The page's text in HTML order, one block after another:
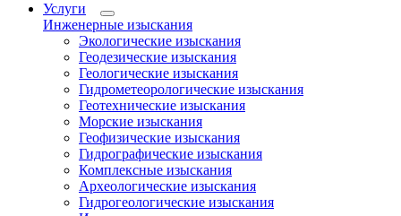
Услуги
Инженерные изыскания
Экологические изыскания
Геодезические изыскания
Геологические изыскания
Гидрометеорологические изыскания
Геотехнические изыскания
Морские изыскания
Геофизические изыскания
Гидрографические изыскания
Комплексные изыскания
Археологические изыскания
Гидрогеологические изыскания